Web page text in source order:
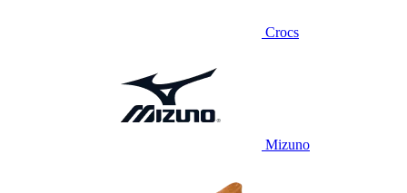
Crocs
Mizuno